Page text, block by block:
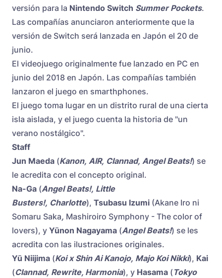
versión para la Nintendo Switch Summer Pockets.
Las compañías anunciaron anteriormente que la
versión de Switch será lanzada en Japón el 20 de
junio.
El videojuego originalmente fue lanzado en PC en
junio del 2018 en Japón. Las compañías también
lanzaron el juego en smarthphones.
El juego toma lugar en un distrito rural de una cierta
isla aislada, y el juego cuenta la historia de "un
verano nostálgico".
Staff
Jun Maeda (Kanon, AIR, Clannad, Angel Beats!) se
le acredita con el concepto original.
Na-Ga (Angel Beats!, Little
Busters!, Charlotte), Tsubasu Izumi (Akane Iro ni
Somaru Saka, Mashiroiro Symphony - The color of
lovers), y Yūnon Nagayama (Angel Beats!) se les
acredita con las ilustraciones originales.
Yū Niijima (Koi x Shin Ai Kanojo, Majo Koi Nikki), Kai
(Clannad, Rewrite, Harmonia), y Hasama ( Tokyo